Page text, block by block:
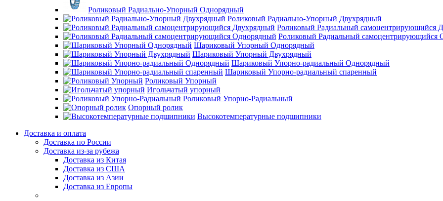
Роликовый Радиально-Упорный Однорядный
Роликовый Радиально-Упорный Двухрядный
Роликовый Радиальный самоцентрирующийся
Роликовый Радиальный самоцентрирующийся
Шариковый Упорный Однорядный
Шариковый Упорный Двухрядный
Шариковый Упорно-радиальный Однорядный
Шариковый Упорно-радиальный спаренный
Роликовый Упорный
Игольчатый упорный
Роликовый Упорно-Радиальный
Опорный ролик
Высокотемпературные подшипники
Доставка и оплата
Доставка по России
Доставка из-за рубежа
Доставка из Китая
Доставка из США
Доставка из Азии
Доставка из Европы